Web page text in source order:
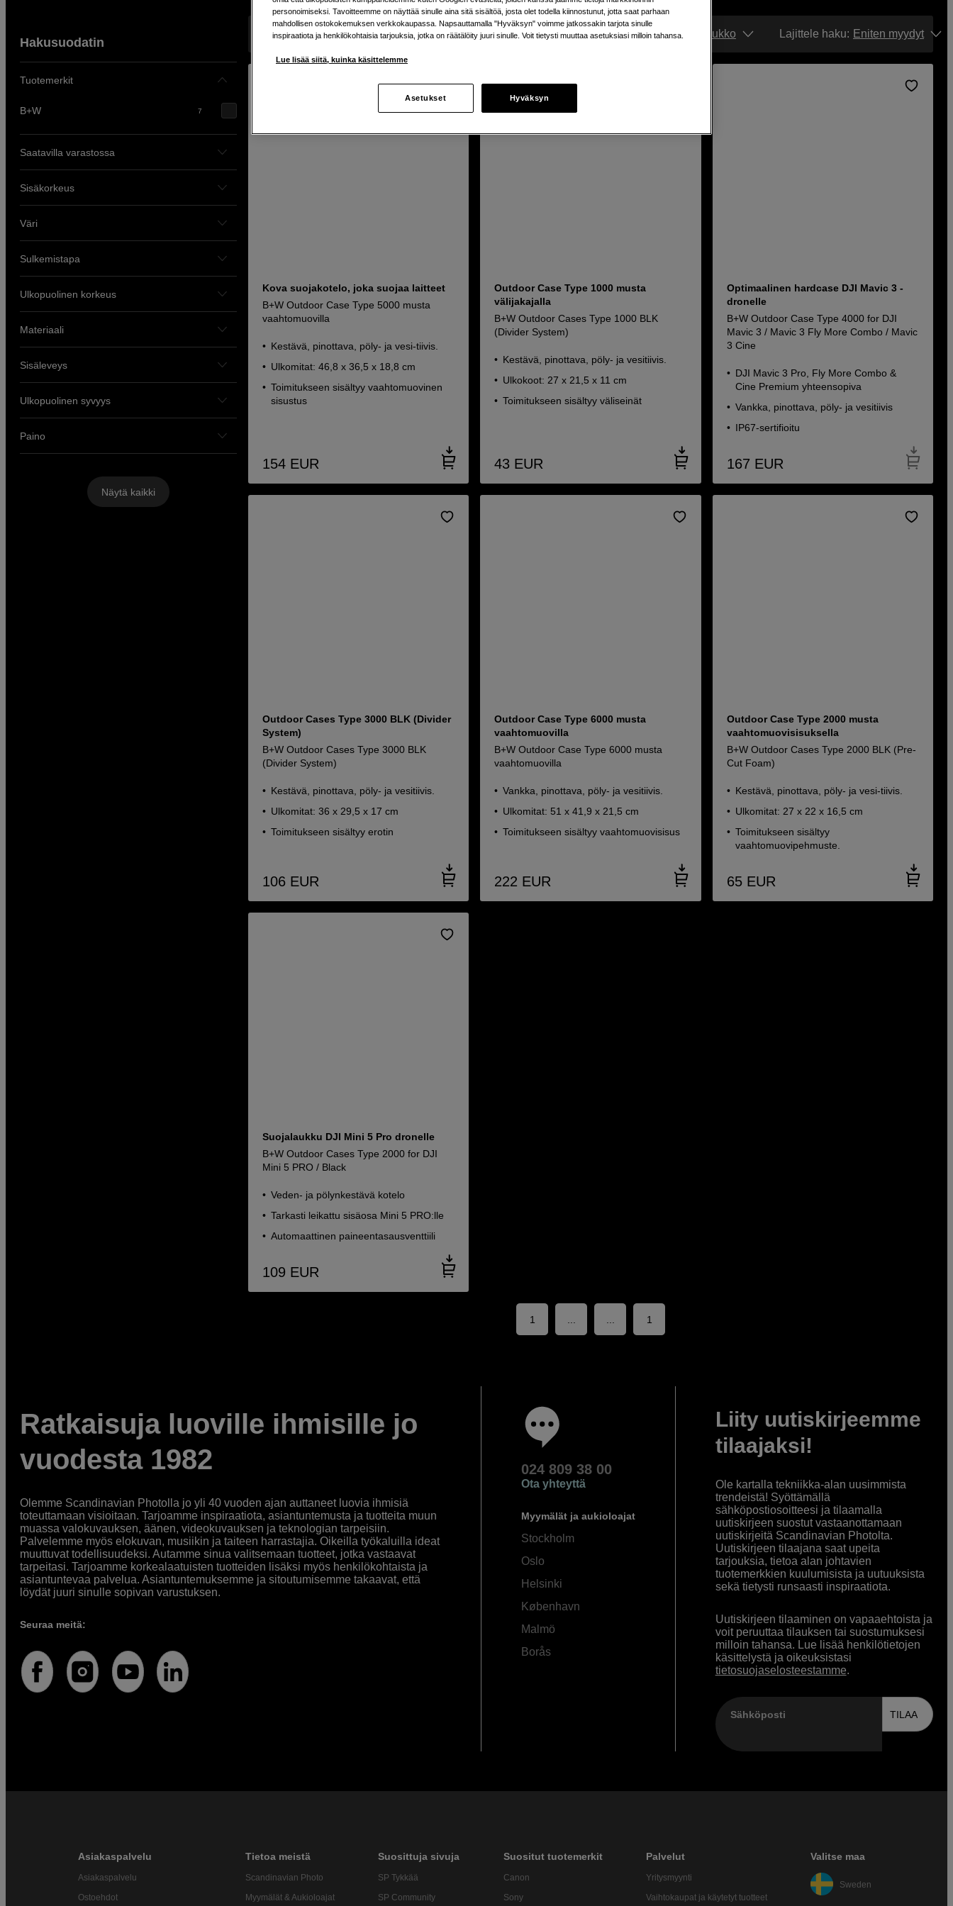
Hakusuodatin
Tuotemerkit
B+W 7
Saatavilla varastossa
Sisäkorkeus
Väri
Sulkemistapa
Ulkopuolinen korkeus
Materiaali
Sisäleveys
Ulkopuolinen syvyys
Paino
Näytä kaikki
Näyttää 7 tuotetta Näytä: Ruudukko Lajittele haku: Eniten myydyt
Kova suojakotelo, joka suojaa laitteet
B+W Outdoor Case Type 5000 musta
vaahtomuovilla
Kestävä, pinottava, pöly- ja vesi-tiivis.
Ulkomitat: 46,8 x 36,5 x 18,8 cm
Toimitukseen sisältyy vaahtomuovinen
sisustus
154 EUR
Outdoor Case Type 1000 musta
välijakajalla
B+W Outdoor Cases Type 1000 BLK
(Divider System)
Kestävä, pinottava, pöly- ja vesitiivis.
Ulkokoot: 27 x 21,5 x 11 cm
Toimitukseen sisältyy väliseinät
43 EUR
Optimaalinen hardcase DJI Mavic 3 -
dronelle
B+W Outdoor Case Type 4000 for DJI
Mavic 3 / Mavic 3 Fly More Combo / Mavic
3 Cine
DJI Mavic 3 Pro, Fly More Combo &
Cine Premium yhteensopiva
Vankka, pinottava, pöly- ja vesitiivis
IP67-sertifioitu
167 EUR
Outdoor Cases Type 3000 BLK (Divider
System)
B+W Outdoor Cases Type 3000 BLK
(Divider System)
Kestävä, pinottava, pöly- ja vesitiivis.
Ulkomitat: 36 x 29,5 x 17 cm
Toimitukseen sisältyy erotin
106 EUR
Outdoor Case Type 6000 musta
vaahtomuovilla
B+W Outdoor Case Type 6000 musta
vaahtomuovilla
Vankka, pinottava, pöly- ja vesitiivis.
Ulkomitat: 51 x 41,9 x 21,5 cm
Toimitukseen sisältyy vaahtomuovisisus
222 EUR
Outdoor Case Type 2000 musta
vaahtomuovisisuksella
B+W Outdoor Cases Type 2000 BLK (Pre-
Cut Foam)
Kestävä, pinottava, pöly- ja vesi-tiivis.
Ulkomitat: 27 x 22 x 16,5 cm
Toimitukseen sisältyy
vaahtomuovipehmuste.
65 EUR
Suojalaukku DJI Mini 5 Pro dronelle
B+W Outdoor Cases Type 2000 for DJI
Mini 5 PRO / Black
Veden- ja pölynkestävä kotelo
Tarkasti leikattu sisäosa Mini 5 PRO:lle
Automaattinen paineentasausventtiili
109 EUR
1 1
Ratkaisuja luoville ihmisille jo
vuodesta 1982
Olemme Scandinavian Photolla jo yli 40 vuoden ajan auttaneet luovia ihmisiä
toteuttamaan visioitaan. Tarjoamme inspiraatiota, asiantuntemusta ja tuotteita muun
muassa valokuvauksen, äänen, videokuvauksen ja teknologian tarpeisiin.
Palvelemme myös elokuvan, musiikin ja taiteen harrastajia. Oikeilla työkaluilla ideat
muuttuvat todellisuudeksi. Autamme sinua valitsemaan tuotteet, jotka vastaavat
tarpeitasi. Tarjoamme korkealaatuisten tuotteiden lisäksi myös henkilökohtaista ja
asiantuntevaa palvelua. Asiantuntemuksemme ja sitoutumisemme takaavat, että
löydät juuri sinulle sopivan varustuksen.
Seuraa meitä:
024 809 38 00
Ota yhteyttä
Myymälät ja aukioloajat
Stockholm
Oslo
Helsinki
København
Malmö
Borås
Liity uutiskirjeemme
tilaajaksi!
Ole kartalla tekniikka-alan uusimmista
trendeistä! Syöttämällä
sähköpostiosoitteesi ja tilaamalla
uutiskirjeen suostut vastaanottamaan
uutiskirjeitä Scandinavian Photolta.
Uutiskirjeen tilaajana saat upeita
tarjouksia, tietoa alan johtavien
tuotemerkkien kuulumisista ja uutuuksista
sekä tietysti runsaasti inspiraatiota.
Uutiskirjeen tilaaminen on vapaaehtoista ja
voit peruuttaa tilauksen tai suostumuksesi
milloin tahansa. Lue lisää henkilötietojen
käsittelystä ja oikeuksistasi
tietosuojaselosteestamme.
Sähköposti TILAA
Asiakaspalvelu
Asiakaspalvelu
Ostoehdot
Tietoa meistä
Scandinavian Photo
Myymälät & Aukioloajat
Suosittuja sivuja
SP Tykkää
SP Community
Suositut tuotemerkit
Canon
Sony
Palvelut
Yritysmyynti
Vaihtokaupat ja käytetyt tuotteet
Valitse maa
Sweden
personoimiseksi. Tavoitteemme on näyttää sinulle aina sitä sisältöä, josta olet todella kiinnostunut, jotta saat parhaan
mahdollisen ostokokemuksen verkkokaupassa. Napsauttamalla "Hyväksyn" voimme jatkossakin tarjota sinulle
inspiraatiota ja henkilökohtaisia tarjouksia, jotka on räätälöity juuri sinulle. Voit tietysti muuttaa asetuksiasi milloin tahansa.
Lue lisää siitä, kuinka käsittelemme
Asetukset Hyväksyn